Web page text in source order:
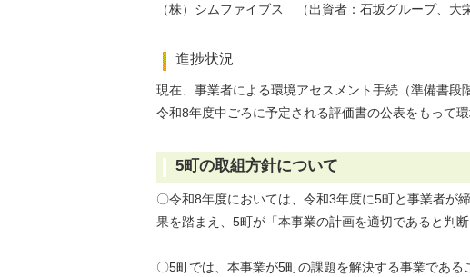
（株）シムファイブス （出資者：石坂グループ、大
進捗状況
現在、事業者による環境アセスメント手続（準備書段
令和8年度中ごろに予定される評価書の公表をもって
5町の取組方針について
〇令和8年度においては、令和3年度に5町と事業者が
果を踏まえ、5町が「本事業の計画を適切であると判
〇5町では、本事業が5町の課題を解決する事業であ